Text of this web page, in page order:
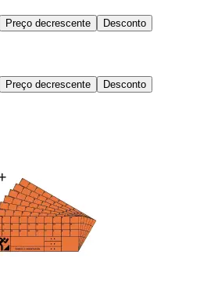
Preço decrescente Desconto
Preço decrescente Desconto